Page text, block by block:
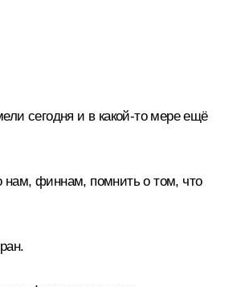
сегодня и в какой‑то мере ещё
нам, финнам, помнить о том, что